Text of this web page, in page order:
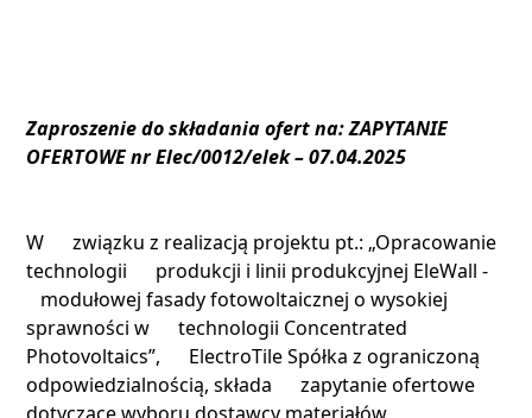
Zaproszenie do składania ofert na: ZAPYTANIE
OFERTOWE nr Elec/0012/elek – 07.04.2025
W związku z realizacją projektu pt.: „Opracowanie
technologii produkcji i linii produkcyjnej EleWall -
modułowej fasady fotowoltaicznej o wysokiej
sprawności w technologii Concentrated
Photovoltaics”, ElectroTile Spółka z ograniczoną
odpowiedzialnością, składa zapytanie ofertowe